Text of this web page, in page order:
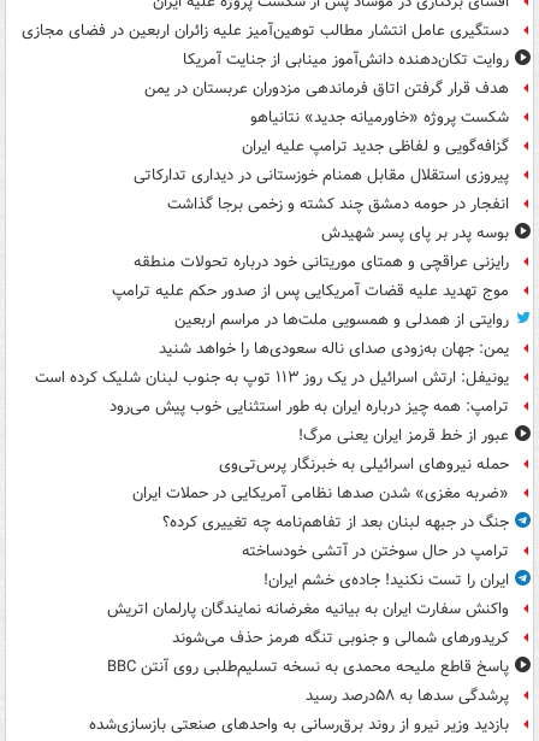
دستگیری عامل انتشار مطالب توهین‌آمیز علیه زائران اربعین در فضای مجازی
روایت تکان‌دهنده دانش‌آموز مینابی از جنایت آمریکا
هدف قرار گرفتن اتاق‌ فرماندهی مزدوران عربستان در یمن
شکست پروژه «خاورمیانه جدید» نتانیاهو
گزافه‌گویی و لفاظی جدید ترامپ علیه ایران
پیروزی استقلال مقابل همنام خوزستانی در دیداری تدارکاتی
انفجار در حومه دمشق چند کشته و زخمی برجا گذاشت
بوسه‌ پدر بر پای پسر شهیدش
رایزنی عراقچی و همتای موریتانی خود درباره تحولات منطقه
موج تهدید علیه قضات آمریکایی پس از صدور حکم علیه ترامپ
روایتی از همدلی و همسویی ملت‌ها در مراسم اربعین
یمن: جهان به‌زودی صدای ناله سعودی‌ها را خواهد شنید
یونیفل: ارتش اسرائیل در یک روز ۱۱۳ توپ به جنوب لبنان شلیک کرده است
ترامپ: همه چیز درباره ایران به طور استثنایی خوب پیش می‌رود
عبور از خط قرمز ایران یعنی مرگ!
حمله نیروهای اسرائیلی به خبرنگار پرس‌تی‌وی
«ضربه مغزی» شدن صدها نظامی آمریکایی در حملات ایران
جنگ در جبهه لبنان بعد از تفاهم‌نامه چه تغییری کرده؟
ترامپ در حال سوختن در آتشی خودساخته
ایران را تست نکنید! جاده‌ی خشم ایران!
واکنش سفارت ایران به بیانیه مغرضانه نمایندگان پارلمان اتریش
کریدورهای شمالی و جنوبی تنگه هرمز حذف می‌شوند
پاسخ قاطع ملیحه محمدی به نسخه تسلیم‌طلبی روی آنتن BBC
پرشدگی سدها به ۵۸درصد رسید
بازدید وزیر نیرو از روند برق‌رسانی به واحدهای صنعتی بازسازی‌شده